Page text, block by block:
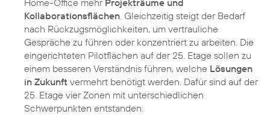
Kollaborationsflächen . Gleichzeitig steigt der Bedarf
nach Rückzugsmöglichkeiten, um vertrauliche
Gespräche zu führen oder konzentriert zu arbeiten. Die
eingerichteten Pilotflächen auf der 25. Etage sollen zu
einem besseren Verständnis führen, welche Lösungen
in Zukunft vermehrt benötigt werden. Dafür sind auf der
25. Etage vier Zonen mit unterschiedlichen
Schwerpunkten entstanden: